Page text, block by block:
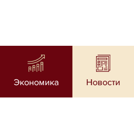
Экономика Новости